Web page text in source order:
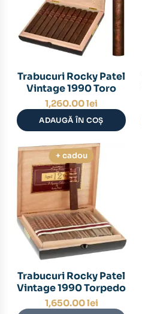
Trabucuri Rocky Patel
Vintage 1990 Toro
1,260.00lei
ADAUGĂ ÎN COȘ
+ cadou
Trabucuri Rocky Patel
Vintage 1990 Torpedo
1,650.00lei